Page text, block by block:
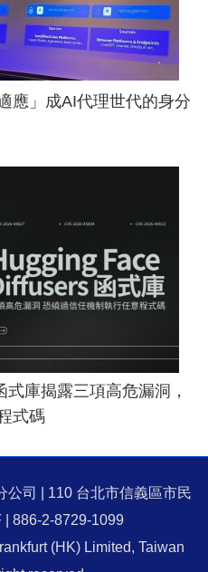
應」成AI代理世代的身分
庫揭露三項高危漏洞，
式碼
公司 | 110 台北市信義區市民
| 886-2-8729-1099
(HK) Limited, Taiwan